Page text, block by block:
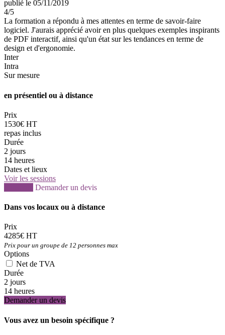
publié le 05/11/2019
4/5
La formation a répondu à mes attentes en terme de savoir-faire
logiciel. J'aurais apprécié avoir en plus quelques exemples inspirants
de PDF interactif, ainsi qu'un état sur les tendances en terme de
design et d'ergonomie.
Inter
Intra
Sur mesure
en présentiel ou à distance
Prix
1530€ HT
repas inclus
Durée
2 jours
14 heures
Dates et lieux
Voir les sessions
Demander un devis
Dans vos locaux ou à distance
Prix
4285€ HT
Prix pour un groupe de 12 personnes max
Options
Net de TVA
Durée
2 jours
14 heures
Demander un devis
Vous avez un besoin spécifique ?